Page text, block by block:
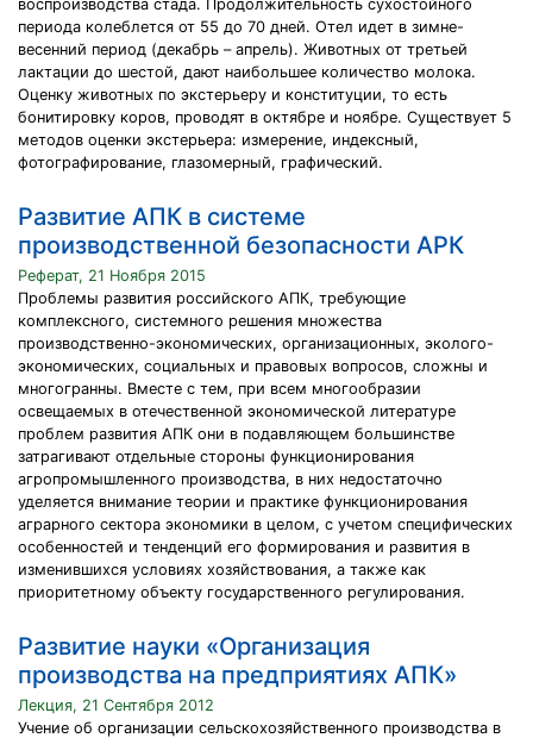
воспроизводства стада. Продолжительность сухостойного
периода колеблется от 55 до 70 дней. Отел идет в зимне-
весенний период (декабрь – апрель). Животных от третьей
лактации до шестой, дают наибольшее количество молока.
Оценку животных по экстерьеру и конституции, то есть
бонитировку коров, проводят в октябре и ноябре. Существует 5
методов оценки экстерьера: измерение, индексный,
фотографирование, глазомерный, графический.
Развитие АПК в системе
производственной безопасности АРК
Реферат, 21 Ноября 2015
Проблемы развития российского АПК, требующие
комплексного, системного решения множества
производственно-экономических, организационных, эколого-
экономических, социальных и правовых вопросов, сложны и
многогранны. Вместе с тем, при всем многообразии
освещаемых в отечественной экономической литературе
проблем развития АПК они в подавляющем большинстве
затрагивают отдельные стороны функционирования
агропромышленного производства, в них недостаточно
уделяется внимание теории и практике функционирования
аграрного сектора экономики в целом, с учетом специфических
особенностей и тенденций его формирования и развития в
изменившихся условиях хозяйствования, а также как
приоритетному объекту государственного регулирования.
Развитие науки «Организация
производства на предприятиях АПК»
Лекция, 21 Сентября 2012
Учение об организации сельскохозяйственного производства в